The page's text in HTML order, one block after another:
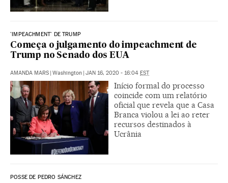
'IMPEACHMENT' DE TRUMP
Começa o julgamento do impeachment de
Trump no Senado dos EUA
AMANDA MARS | Washington | JAN 16, 2020 - 16:04 EST
Início formal do processo
coincide com um relatório
oficial que revela que a Casa
Branca violou a lei ao reter
recursos destinados à
Ucrânia
POSSE DE PEDRO SÁNCHEZ